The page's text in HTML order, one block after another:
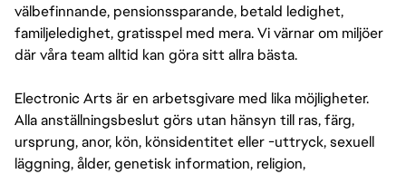
välbefinnande, pensionssparande, betald ledighet,
familjeledighet, gratisspel med mera. Vi värnar om miljöer
där våra team alltid kan göra sitt allra bästa.
Electronic Arts är en arbetsgivare med lika möjligheter.
Alla anställningsbeslut görs utan hänsyn till ras, färg,
ursprung, anor, kön, könsidentitet eller -uttryck, sexuell
läggning, ålder, genetisk information, religion,